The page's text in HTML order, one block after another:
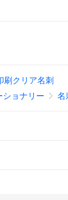
刷クリア名刺
ショナリー 名